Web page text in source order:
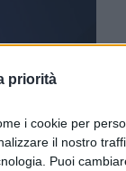
priorità
i cookie per
il nostro
Puoi